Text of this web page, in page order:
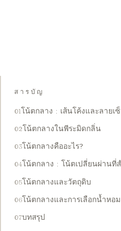
สารบัญ
โน้ตกลาง : เส้นโค้งและลาย
โน้ตกลางในพีระมิดกลิ่น
โน้ตกลางคืออะไร?
โน้ตกลาง : โน้ตเปลี่ยนผ่านที่
โน้ตกลางและวัตถุดิบ
โน้ตกลางและการเลือกน้ำหอม
บทสรุป